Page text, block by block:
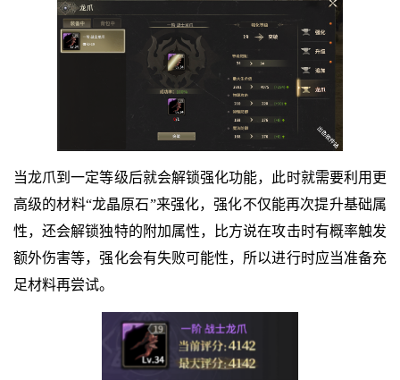
当龙爪到一定等级后就会解锁强化功能，此时就需要利用更
高级的材料“龙晶原石”来强化，强化不仅能再次提升基础属
性，还会解锁独特的附加属性，比方说在攻击时有概率触发
额外伤害等，强化会有失败可能性，所以进行时应当准备充
足材料再尝试。